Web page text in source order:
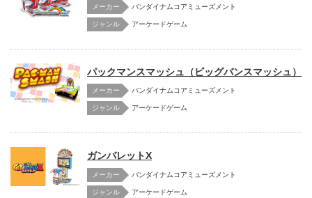
メーカー バンダイナムコアミューズメント
アーケードゲーム
パックマンスマッシュ（ビッグバンスマッシュ）
メーカー バンダイナムコアミューズメント
アーケードゲーム
ガンバレットX
メーカー バンダイナムコアミューズメント
アーケードゲーム